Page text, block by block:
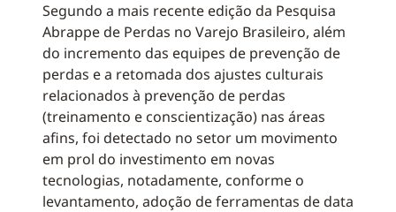
Segundo a mais recente edição da Pesquisa
Abrappe de Perdas no Varejo Brasileiro, além
do incremento das equipes de prevenção de
perdas e a retomada dos ajustes culturais
relacionados à prevenção de perdas
(treinamento e conscientização) nas áreas
afins, foi detectado no setor um movimento
em prol do investimento em novas
tecnologias, notadamente, conforme o
levantamento, adoção de ferramentas de data